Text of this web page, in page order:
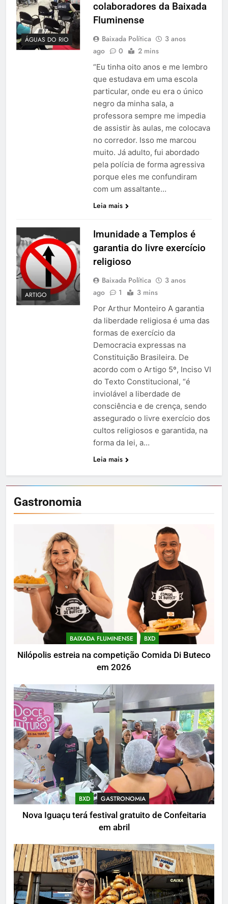
Gastronomia
BAIXADA FLUMINENSE BXD
Nilópolis estreia na competição Comida Di Buteco
em 2026
BXD GASTRONOMIA
Nova Iguaçu terá festival gratuito de Confeitaria
em abril
ÁGUAS DO RIO
colaboradores da Baixada
Fluminense
Baixada Política
3 anos
ago
0 2 mins
“Eu tinha oito anos e me lembro
que estudava em uma escola
particular, onde eu era o único
negro da minha sala, a
professora sempre me impedia
de assistir às aulas, me colocava
no corredor. Isso me marcou
muito. Já adulto, fui abordado
pela polícia de forma agressiva
porque eles me confundiram
com um assaltante…
Leia mais
ARTIGO
Imunidade a Templos é
garantia do livre exercício
religioso
Baixada Política
3 anos
ago
1 3 mins
Por Arthur Monteiro A garantia
da liberdade religiosa é uma das
formas de exercício da
Democracia expressas na
Constituição Brasileira. De
acordo com o Artigo 5º, Inciso VI
do Texto Constitucional, “é
inviolável a liberdade de
consciência e de crença, sendo
assegurado o livre exercício dos
cultos religiosos e garantida, na
forma da lei, a…
Leia mais